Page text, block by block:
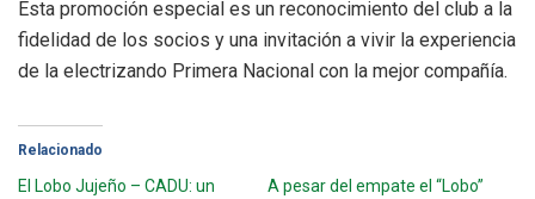
Esta promoción especial es un reconocimiento del club a la
fidelidad de los socios y una invitación a vivir la experiencia
de la electrizando Primera Nacional con la mejor compañía.
Relacionado
El Lobo Jujeño – CADU: un
A pesar del empate el “Lobo”